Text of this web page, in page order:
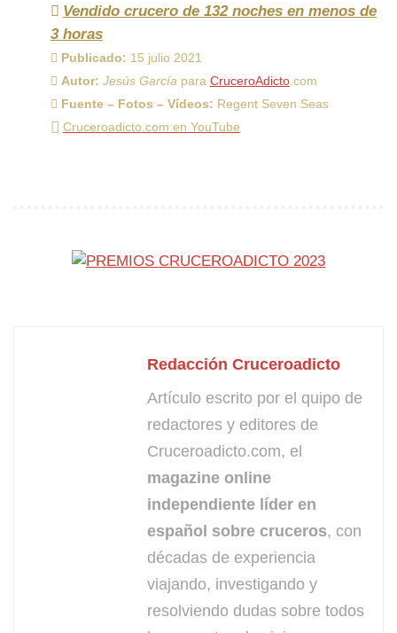
Vendido crucero de 132 noches en menos de
3 horas
Publicado: 15 julio 2021
Autor: Jesús Garcíapara CruceroAdicto.com
Fuente – Fotos – Vídeos: Regent Seven Seas
Cruceroadicto.com en YouTube
Redacción Cruceroadicto
Artículo escrito por el quipo de
redactores y editores de
Cruceroadicto.com, el
magazine online
independiente líder en
español sobre cruceros, con
décadas de experiencia
viajando, investigando y
resolviendo dudas sobre todos